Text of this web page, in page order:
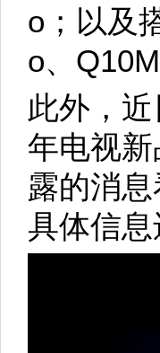
o；以及
o、Q10M
此外，
年电视
露的消
具体信息